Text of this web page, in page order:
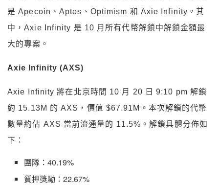
是 Apecoin、Aptos、Optimism 和 Axie Infinity。其
中，Axie Infinity 是 10 月所有代幣解鎖中解鎖金額最
大的專案。
Axie Infinity (AXS)
Axie Infinity 將在北京時間 10 月 20 日 9:10 pm 解鎖
約 15.13M 的 AXS，價值 $67.91M。本次解鎖的代幣
數量約佔 AXS 當前流通量的 11.5%。解鎖具體分佈如
下：
團隊：40.19%
質押獎勵：22.67%